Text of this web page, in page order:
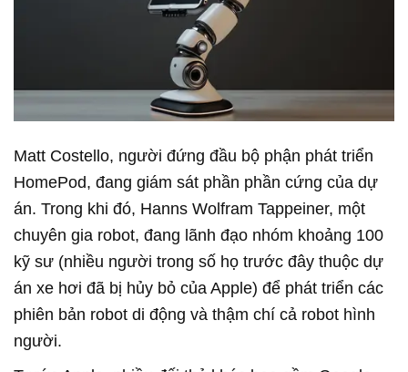
Matt Costello, người đứng đầu bộ phận phát triển
HomePod, đang giám sát phần phần cứng của dự
án. Trong khi đó, Hanns Wolfram Tappeiner, một
chuyên gia robot, đang lãnh đạo nhóm khoảng 100
kỹ sư (nhiều người trong số họ trước đây thuộc dự
án xe hơi đã bị hủy bỏ của Apple) để phát triển các
phiên bản robot di động và thậm chí cả robot hình
người.